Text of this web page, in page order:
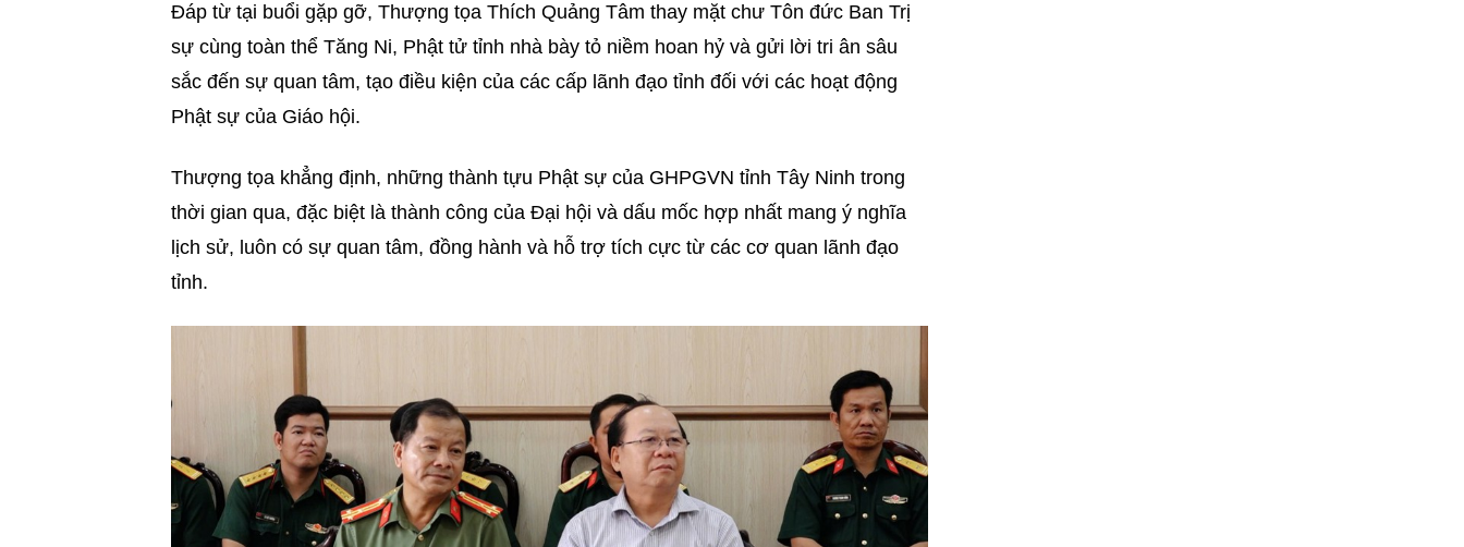
Đáp từ tại buổi gặp gỡ, Thượng tọa Thích Quảng Tâm thay mặt chư Tôn đức Ban Trị
sự cùng toàn thể Tăng Ni, Phật tử tỉnh nhà bày tỏ niềm hoan hỷ và gửi lời tri ân sâu
sắc đến sự quan tâm, tạo điều kiện của các cấp lãnh đạo tỉnh đối với các hoạt động
Phật sự của Giáo hội.
Thượng tọa khẳng định, những thành tựu Phật sự của GHPGVN tỉnh Tây Ninh trong
thời gian qua, đặc biệt là thành công của Đại hội và dấu mốc hợp nhất mang ý nghĩa
lịch sử, luôn có sự quan tâm, đồng hành và hỗ trợ tích cực từ các cơ quan lãnh đạo
tỉnh.